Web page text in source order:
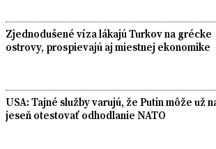
Zjednodušené víza lákajú Turkov na grécke
ostrovy, prospievajú aj miestnej ekonomike
USA: Tajné služby varujú, že Putin môže už
jeseň otestovať odhodlanie NATO